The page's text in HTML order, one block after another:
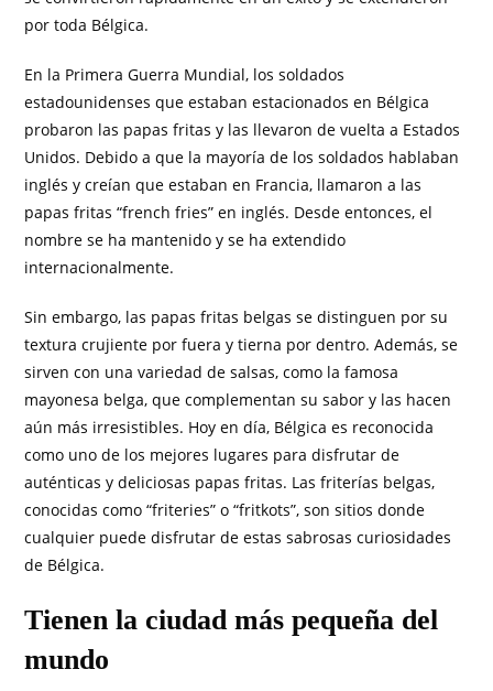
por toda Bélgica.
En la Primera Guerra Mundial, los soldados
estadounidenses que estaban estacionados en Bélgica
probaron las papas fritas y las llevaron de vuelta a Estados
Unidos. Debido a que la mayoría de los soldados hablaban
inglés y creían que estaban en Francia, llamaron a las
papas fritas “french fries” en inglés. Desde entonces, el
nombre se ha mantenido y se ha extendido
internacionalmente.
Sin embargo, las papas fritas belgas se distinguen por su
textura crujiente por fuera y tierna por dentro. Además, se
sirven con una variedad de salsas, como la famosa
mayonesa belga, que complementan su sabor y las hacen
aún más irresistibles. Hoy en día, Bélgica es reconocida
como uno de los mejores lugares para disfrutar de
auténticas y deliciosas papas fritas. Las friterías belgas,
conocidas como “friteries” o “fritkots”, son sitios donde
cualquier puede disfrutar de estas sabrosas curiosidades
de Bélgica.
Tienen la ciudad más pequeña del
mundo